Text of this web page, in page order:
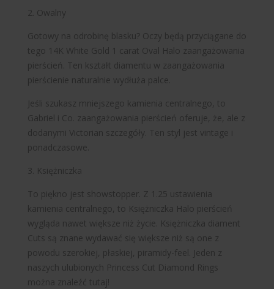
2. Owalny
Gotowy na odrobinę blasku? Oczy będą przyciągane do
tego 14K White Gold 1 carat Oval Halo zaangażowania
pierścień. Ten kształt diamentu w zaangażowania
pierścienie naturalnie wydłuża palce.
Jeśli szukasz mniejszego kamienia centralnego, to
Gabriel i Co. zaangażowania pierścień oferuje, że, ale z
dodanymi Victorian szczegóły. Ten styl jest vintage i
ponadczasowe.
3. Księżniczka
To piękno jest showstopper. Z 1.25 ustawienia
kamienia centralnego, to Księżniczka Halo pierścień
wygląda nawet większe niż życie. Księżniczka diament
Cuts są znane wydawać się większe niż są one z
powodu szerokiej, płaskiej, piramidy-feel. Jeden z
naszych ulubionych Princess Cut Diamond Rings
można znaleźć tutaj!